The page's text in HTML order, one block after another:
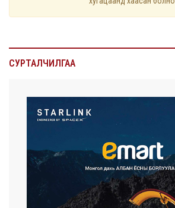
СУРТАЛЧИЛГАА